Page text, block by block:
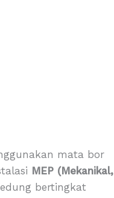
mata bor
MEP (Mekanikal,
bertingkat